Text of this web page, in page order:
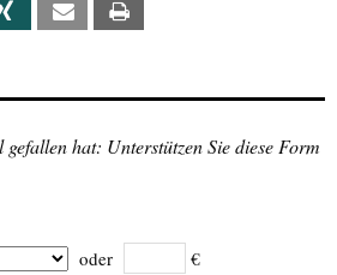
Xing Email
hat: Unterstützen Sie diese Form
oder €